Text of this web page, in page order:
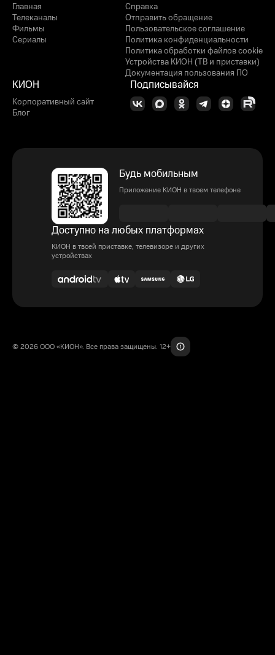
Главная
Телеканалы
Фильмы
Сериалы
Справка
Отправить обращение
Пользовательское соглашение
Политика конфиденциальности
Политика обработки файлов cookie
Устройства КИОН (ТВ и приставки)
Документация пользования ПО
КИОН
Корпоративный сайт
Блог
Подписывайся
Будь мобильным
Приложение КИОН в твоем телефоне
Доступно на любых платформах
КИОН в твоей приставке, телевизоре и других
устройствах
© 2026 ООО «КИОН». Все права защищены. 12+